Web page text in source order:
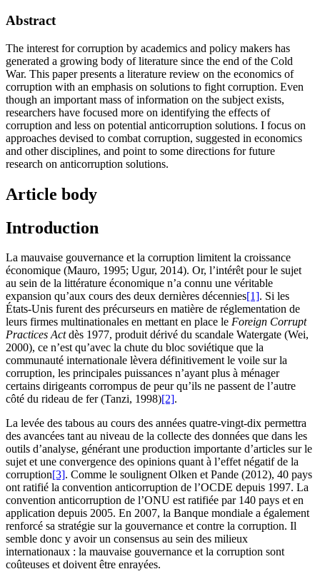
Abstract
The interest for corruption by academics and policy makers has
generated a growing body of literature since the end of the Cold
War. This paper presents a literature review on the economics of
corruption with an emphasis on solutions to fight corruption. Even
though an important mass of information on the subject exists,
researchers have focused more on identifying the effects of
corruption and less on potential anticorruption solutions. I focus on
approaches devised to combat corruption, suggested in economics
and other disciplines, and point to some directions for future
research on anticorruption solutions.
Article body
Introduction
La mauvaise gouvernance et la corruption limitent la croissance
économique (Mauro, 1995; Ugur, 2014). Or, l’intérêt pour le sujet
au sein de la littérature économique n’a connu une véritable
expansion qu’aux cours des deux dernières décennies[1]. Si les
États-Unis furent des précurseurs en matière de réglementation de
leurs firmes multinationales en mettant en place le Foreign Corrupt
Practices Actdès 1977, produit dérivé du scandale Watergate (Wei,
2000), ce n’est qu’avec la chute du bloc soviétique que la
communauté internationale lèvera définitivement le voile sur la
corruption, les principales puissances n’ayant plus à ménager
certains dirigeants corrompus de peur qu’ils ne passent de l’autre
côté du rideau de fer (Tanzi, 1998)[2].
La levée des tabous au cours des années quatre-vingt-dix permettra
des avancées tant au niveau de la collecte des données que dans les
outils d’analyse, générant une production importante d’articles sur le
sujet et une convergence des opinions quant à l’effet négatif de la
corruption[3]. Comme le soulignent Olken et Pande (2012), 40 pays
ont ratifié la convention anticorruption de l’OCDE depuis 1997. La
convention anticorruption de l’ONU est ratifiée par 140 pays et en
application depuis 2005. En 2007, la Banque mondiale a également
renforcé sa stratégie sur la gouvernance et contre la corruption. Il
semble donc y avoir un consensus au sein des milieux
internationaux : la mauvaise gouvernance et la corruption sont
coûteuses et doivent être enrayées.